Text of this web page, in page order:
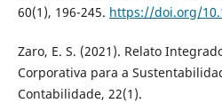
60(1), 196-245. https://doi.org/
Zaro, E. S. (2021). Relato
Corporativa para a
Contabilidade, 22(1).